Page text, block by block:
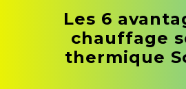
Les 6
chauffage
thermique